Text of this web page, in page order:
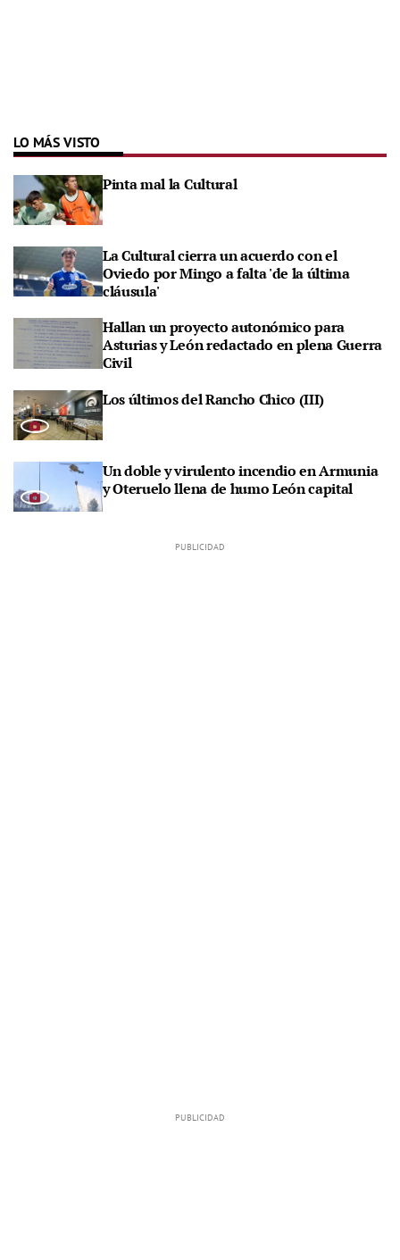
LO MÁS VISTO
Pinta mal la Cultural
La Cultural cierra un acuerdo con el
Oviedo por Mingo a falta 'de la última
cláusula'
Hallan un proyecto autonómico para
Asturias y León redactado en plena Guerra
Civil
Los últimos del Rancho Chico (III)
Un doble y virulento incendio en Armunia
y Oteruelo llena de humo León capital